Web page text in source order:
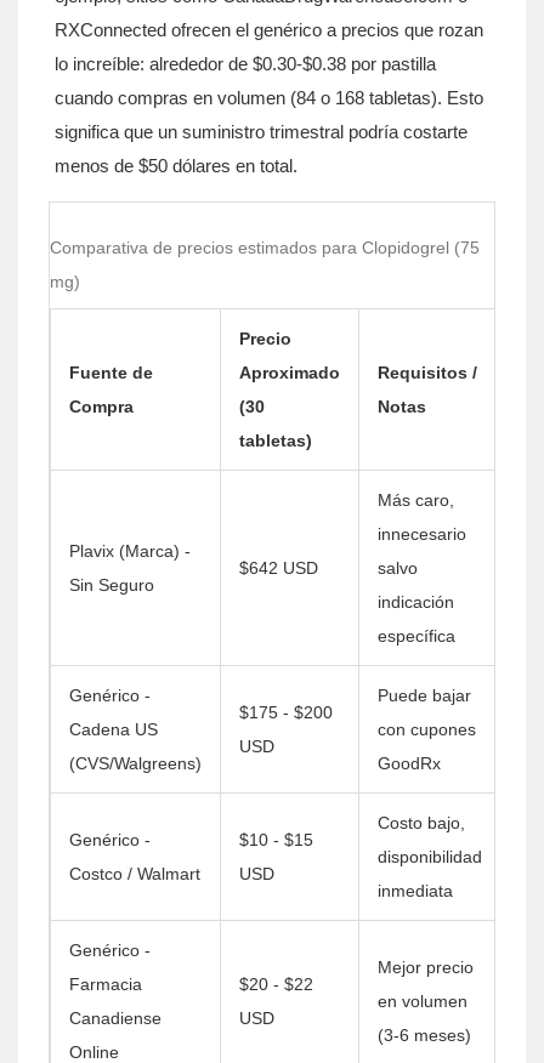
RXConnected ofrecen el genérico a precios que rozan
lo increíble: alrededor de $0.30-$0.38 por pastilla
cuando compras en volumen (84 o 168 tabletas). Esto
significa que un suministro trimestral podría costarte
menos de $50 dólares en total.
Comparativa de precios estimados para Clopidogrel (75
mg)
Fuente de
Compra
Precio
Aproximado
(30
tabletas)
Requisitos /
Notas
Plavix (Marca) -
Sin Seguro
$642 USD
Más caro,
innecesario
salvo
indicación
específica
Genérico -
Cadena US
(CVS/Walgreens)
$175 - $200
USD
Puede bajar
con cupones
GoodRx
Genérico -
Costco / Walmart
$10 - $15
USD
Costo bajo,
disponibilidad
inmediata
Genérico -
Farmacia
Canadiense
Online
$20 - $22
USD
Mejor precio
en volumen
(3-6 meses)